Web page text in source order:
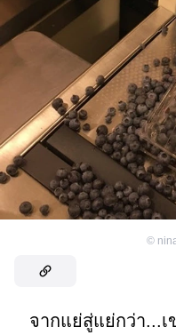
©
จากแย่สู่แย่กว่า...